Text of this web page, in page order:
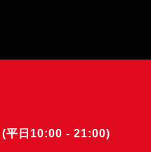
(平日10:00 - 21:00)